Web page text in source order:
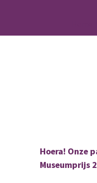
Hoera! Onze
Museumprijs